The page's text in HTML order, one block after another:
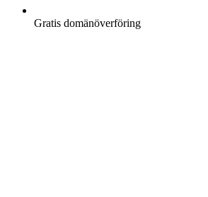
Gratis domänöverföring